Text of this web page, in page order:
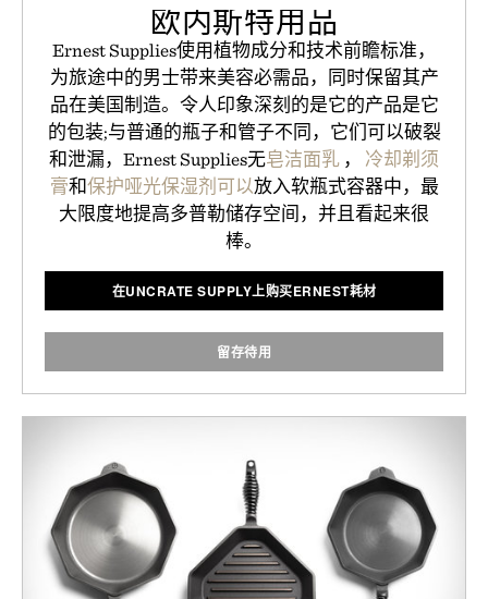
欧内斯特用品
Ernest Supplies使用植物成分和技术前瞻标准，
为旅途中的男士带来美容必需品，同时保留其产
品在美国制造。令人印象深刻的是它的产品是它
的包装;与普通的瓶子和管子不同，它们可以破裂
和泄漏，Ernest Supplies无皂洁面乳 ， 冷却剃须
膏和保护哑光保湿剂可以放入软瓶式容器中，最
大限度地提高多普勒储存空间，并且看起来很
棒。
在UNCRATE SUPPLY上购买ERNEST耗材
留存待用